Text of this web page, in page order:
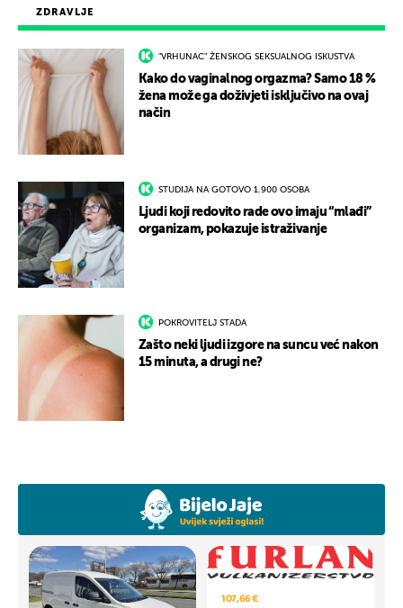
ZDRAVLJE
"VRHUNAC" ŽENSKOG SEKSUALNOG ISKUSTVA
Kako do vaginalnog orgazma? Samo 18 %
žena može ga doživjeti isključivo na ovaj
način
STUDIJA NA GOTOVO 1.900 OSOBA
Ljudi koji redovito rade ovo imaju “mlađi”
organizam, pokazuje istraživanje
POKROVITELJ STADA
Zašto neki ljudi izgore na suncu već nakon
15 minuta, a drugi ne?
107,66 €